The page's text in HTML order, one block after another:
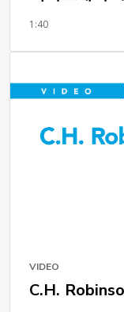
1:40
VIDEO
C.H.